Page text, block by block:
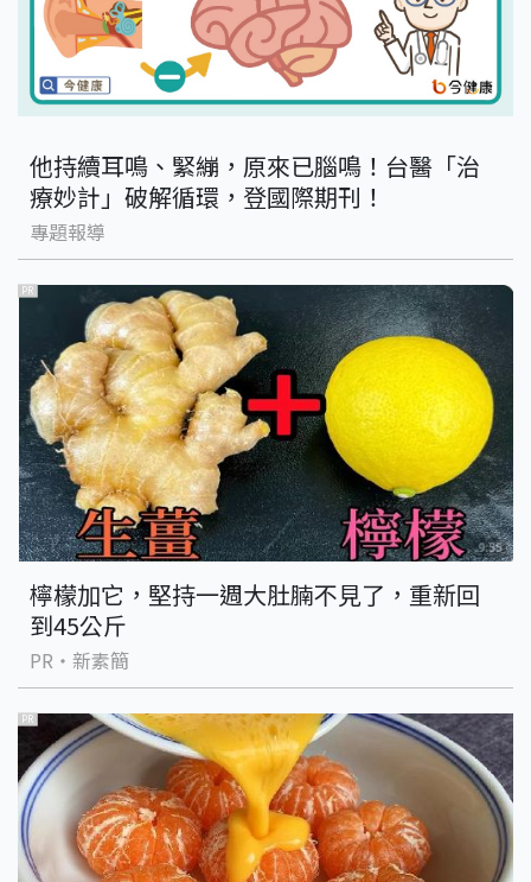
他持續耳鳴、緊繃，原來已腦鳴！台醫「治
療妙計」破解循環，登國際期刊！
專題報導
PR
檸檬加它，堅持一週大肚腩不見了，重新回
到45公斤
PR・新素簡
PR